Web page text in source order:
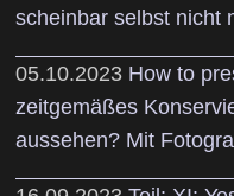
scheinbar selbst nicht
05.10.2023 How to
zeitgemäßes
aussehen? Mit